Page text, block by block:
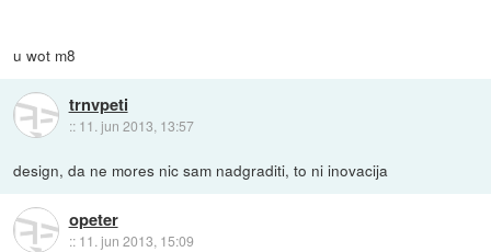
u wot m8
trnvpeti
:: 11. jun 2013, 13:57
design, da ne mores nic sam nadgraditi, to ni inovacija
opeter
:: 11. jun 2013, 15:09